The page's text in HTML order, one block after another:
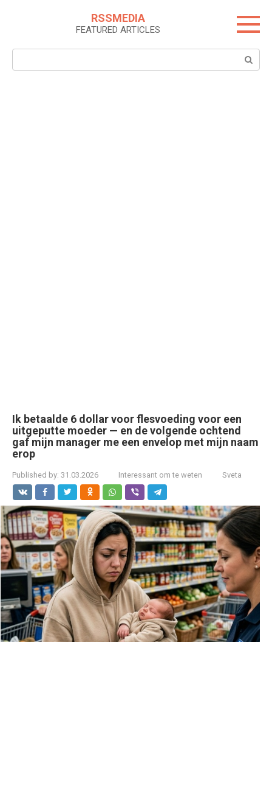
RSSMEDIA
FEATURED ARTICLES
Search:
Ik betaalde 6 dollar voor flesvoeding voor een
uitgeputte moeder — en de volgende ochtend
gaf mijn manager me een envelop met mijn naam
erop
Published by: 31.03.2026 Interessant om te weten Sveta